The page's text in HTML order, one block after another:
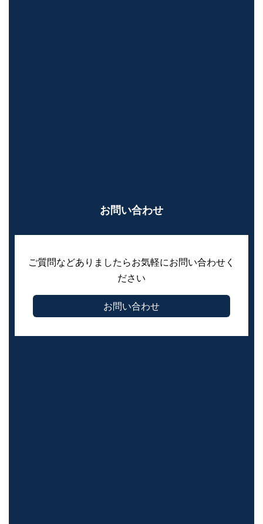
お問い合わせ
ご質問などありましたらお気軽にお問い合わせく
ださい
お問い合わせ